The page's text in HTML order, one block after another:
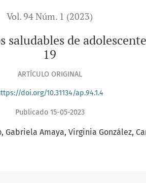
Vol. 94 Núm. 1 (2023)
de
19
ARTÍCULO ORIGINAL
doi.org/10.31134/ap.94.1.4
Publicado 15-05-2023
Gabriela Amaya Virginia González